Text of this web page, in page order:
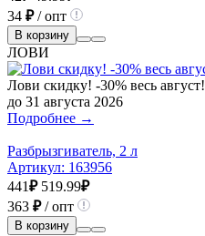
34 ₽/ опт
В корзину
ЛОВИ
Лови скидку! -30% весь август!
до 31 августа 2026
Подробнее →
Разбрызгиватель, 2 л
Артикул: 163956
441₽ 519.99₽
363 ₽/ опт
В корзину